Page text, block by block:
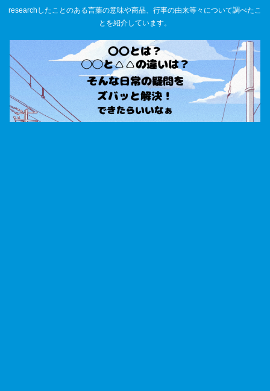
researchしたことのある言葉の意味や商品、行事の由来等々について調べたこ
とを紹介しています。